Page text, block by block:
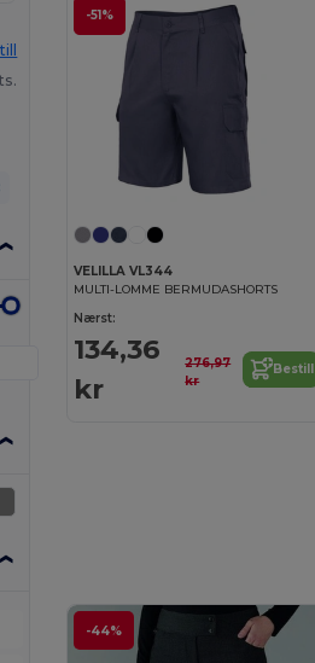
-51%
VELILLA VL344
MULTI-LOMME BERMUDASHORTS
Nærst:
134,36
kr
276,97
kr
Bestill
-44%